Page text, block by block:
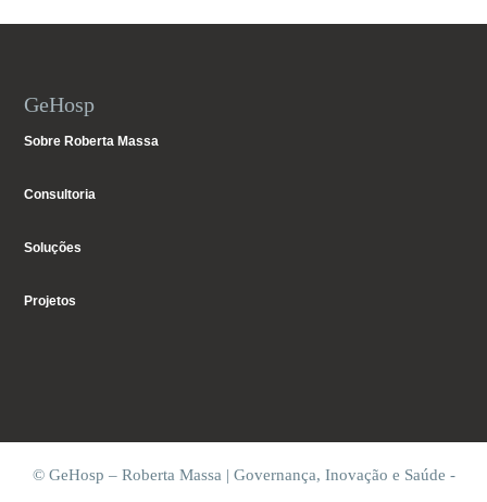
GeHosp
Sobre Roberta Massa
Consultoria
Soluções
Projetos
© GeHosp – Roberta Massa | Governança, Inovação e Saúde -